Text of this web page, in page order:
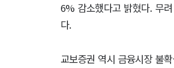
6% 감소했다고 밝혔다. 무
다.
교보증권 역시 금융시장 불